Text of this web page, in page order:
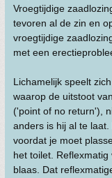
Vroegtijdige
tevoren al de zin en
vroegtijdige
met een
Lichamelijk speelt
waarop de uitstoot
('point of no return'),
anders is hij al te
voordat je moet
het toilet.
blaas. Dat